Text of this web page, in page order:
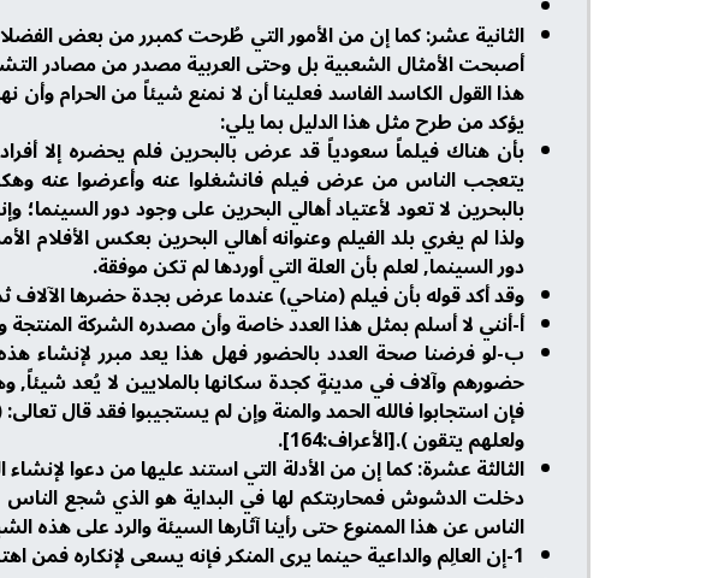
الثانية عشر: كما إن من الأمور التي طُرحت كمبرر من بعض
أصبحت الأمثال الشعبية بل وحتى العربية مصدر من مصادر
هذا القول الكاسد الفاسد فعلينا أن لا نمنع شيئاً من الحرام
يؤكد من طرح مثل هذا الدليل بما يلي:
بأن هناك فيلماً سعودياً قد عرض بالبحرين فلم يحضره إلا
يتعجب الناس من عرض فيلم فانشغلوا عنه وأعرضوا عنه
بالبحرين لا تعود لأعتياد أهالي البحرين على وجود دور
ولذا لم يغري بلد الفيلم وعنوانه أهالي البحرين بعكس
دور السينما, لعلم بأن العلة التي أوردها لم تكن موفقة.
وقد أكد قوله بأن فيلم (مناحي) عندما عرض بجدة حضرها
أ-أنني لا أسلم بمثل هذا العدد خاصة وأن مصدره الشركة
ب-لو فرضنا صحة العدد بالحضور فهل هذا يعد مبرر لإنشاء
حضورهم وآلاف في مدينةٍ كجدة سكانها بالملايين لا يُعد شيئاً,
فإن استجابوا فالله الحمد والمنة وإن لم يستجيبوا فقد قال
ولعلهم يتقون ).[الأعراف:164].
الثالثة عشرة: كما إن من الأدلة التي استند عليها من دعوا
دخلت الدشوش فمحاربتكم لها في البداية هو الذي شجع
الناس عن هذا الممنوع حتى رأينا آثارها السيئة والرد على
1-إن العالِم والداعية حينما يرى المنكر فإنه يسعى لإنكاره فمن اهتدى فإنما يهتدي لنفسه ومن ضل فإنما يضل عليها.